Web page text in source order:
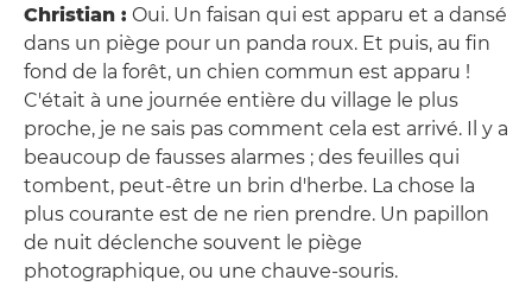
Christian : Oui. Un faisan qui est apparu et a dansé
dans un piège pour un panda roux. Et puis, au fin
fond de la forêt, un chien commun est apparu !
C'était à une journée entière du village le plus
proche, je ne sais pas comment cela est arrivé. Il y a
beaucoup de fausses alarmes ; des feuilles qui
tombent, peut-être un brin d'herbe. La chose la
plus courante est de ne rien prendre. Un papillon
de nuit déclenche souvent le piège
photographique, ou une chauve-souris.